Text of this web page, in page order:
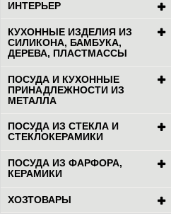
ИНТЕРЬЕР
КУХОННЫЕ ИЗДЕЛИЯ ИЗ
СИЛИКОНА, БАМБУКА,
ДЕРЕВА, ПЛАСТМАССЫ
ПОСУДА И КУХОННЫЕ
ПРИНАДЛЕЖНОСТИ ИЗ
МЕТАЛЛА
ПОСУДА ИЗ СТЕКЛА И
СТЕКЛОКЕРАМИКИ
ПОСУДА ИЗ ФАРФОРА,
КЕРАМИКИ
ХОЗТОВАРЫ